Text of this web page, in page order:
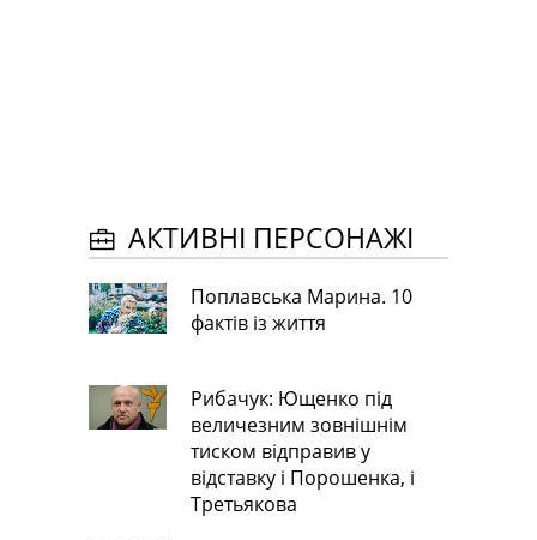
АКТИВНІ ПЕРСОНАЖІ
Поплавська Марина. 10
фактів із життя
Рибачук: Ющенко під
величезним зовнішнім
тиском відправив у
відставку і Порошенка, і
Третьякова